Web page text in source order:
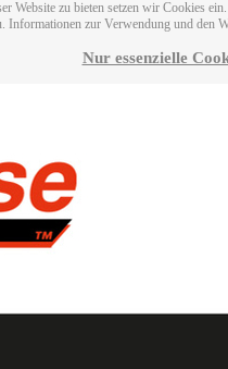
Website zu bieten setzen wir Cookies
Informationen zur Verwendung und den
Nur essenzielle